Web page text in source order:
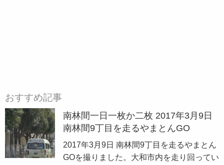
おすすめ記事
南林間一日一枚か二枚 2017年3月9日
南林間9丁目を走るやまとんGO
2017年3月9日 南林間9丁目を走るやまとん
GOを撮りました。大和市内を走り回ってい